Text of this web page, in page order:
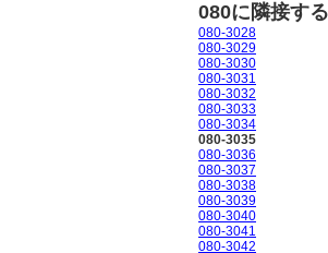
080に隣接す
080-3028
080-3029
080-3030
080-3031
080-3032
080-3033
080-3034
080-3035
080-3036
080-3037
080-3038
080-3039
080-3040
080-3041
080-3042